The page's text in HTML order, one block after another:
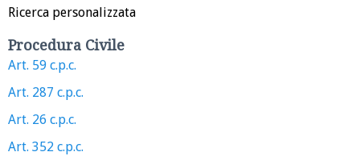
Ricerca personalizzata
Procedura Civile
Art. 59 c.p.c.
Art. 287 c.p.c.
Art. 26 c.p.c.
Art. 352 c.p.c.